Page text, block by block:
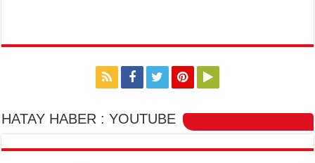
HATAY HABER : YOUTUBE